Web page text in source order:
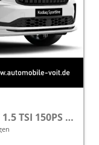
Sportline Plus Modelljahr 2027 1.5 TSI 150PS DSG MATRIX/KAMERA/ACC/MEMORY/NAVI/SHZ/3Z.KLIMA/ELEKTR. HECKKLAPPE frei konfigurierbar!